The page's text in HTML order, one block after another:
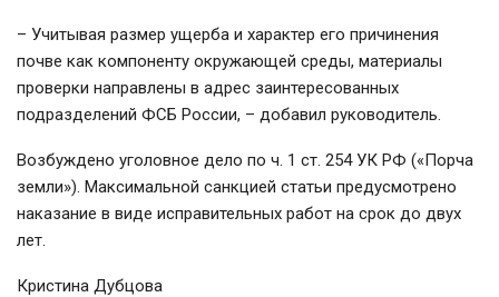
– Учитывая размер ущерба и характер его причинения
почве как компоненту окружающей среды, материалы
проверки направлены в адрес заинтересованных
подразделений ФСБ России, – добавил руководитель.
Возбуждено уголовное дело по ч. 1 ст. 254 УК РФ («Порча
земли»). Максимальной санкцией статьи предусмотрено
наказание в виде исправительных работ на срок до двух
лет.
Кристина Дубцова